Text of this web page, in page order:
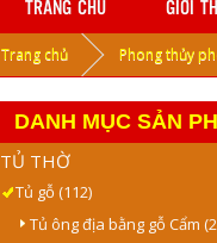
TRANG CHỦ GIỚI
Trang chủ Phong thủy
DANH MỤC SẢN
TỦ THỜ
Tủ gỗ (112)
Tủ ông địa bằng gỗ Cẩm